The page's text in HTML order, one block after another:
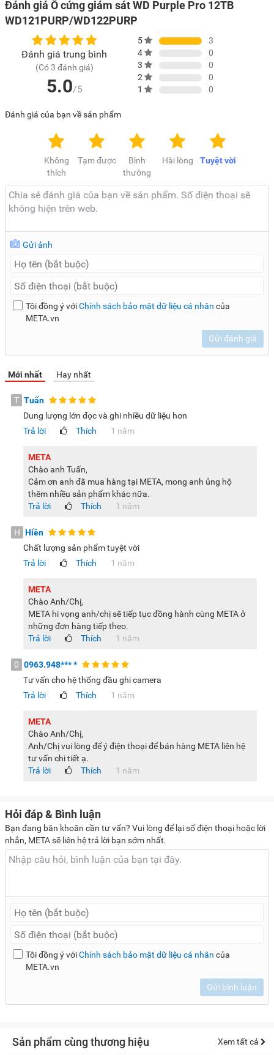
Đánh giá Ổ cứng giám sát WD Purple Pro 12TB
WD121PURP/WD122PURP
Đánh giá trung bình
(Có 3 đánh giá)
5.0/5
5
3
4
0
3
0
2
0
1
0
Đánh giá của bạn về sản phẩm
Tuyệt vời
Hài lòng
Bình
thường
Tạm được
Không
thích
Gửi ảnh
Tôi đồng ý vớiChính sách bảo mật dữ liệu cá nhân của
META.vn
Gửi đánh giá
Mới nhất Hay nhất
T Tuấn
Dung lượng lớn đọc và ghi nhiều dữ liệu hơn
Trả lời
Thích 1 năm
META
Chào anh Tuấn,
Cảm ơn anh đã mua hàng tại META, mong anh ủng hộ
thêm nhiều sản phẩm khác nữa.
Trả lời
Thích 1 năm
H Hiền
Chất lượng sản phẩm tuyệt vời
Trả lời
Thích 1 năm
META
Chào Anh/Chị,
META hi vọng anh/chị sẽ tiếp tục đồng hành cùng META ở
những đơn hàng tiếp theo.
Trả lời
Thích 1 năm
0 0963.948****
Tư vấn cho hệ thống đầu ghi camera
Trả lời
Thích 1 năm
META
Chào Anh/Chị,
Anh/Chị vui lòng để ý điện thoại để bán hàng META liên hệ
tư vấn chi tiết ạ.
Trả lời
Thích 1 năm
Hỏi đáp & Bình luận
Bạn đang băn khoăn cần tư vấn? Vui lòng để lại số điện thoại hoặc lời
nhắn, META sẽ liên hệ trả lời bạn sớm nhất.
Tôi đồng ý vớiChính sách bảo mật dữ liệu cá nhân của
META.vn
Gửi bình luận
Sản phẩm cùng thương hiệu Xem tất cả